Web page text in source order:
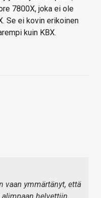
7800X, joka ei ole
Se ei kovin erikoinen
kuin KBX.
vaan ymmärtänyt, että